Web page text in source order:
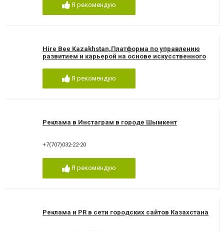
Я рекомендую
Hire Bee Kazakhstan,Платформа по управлению
развитием и карьерой на основе искусственного
Я рекомендую
Реклама в Инстаграм в городе Шымкент
+7(707)032-22-20
Я рекомендую
Реклама и PR в сети городских сайтов Казахстана